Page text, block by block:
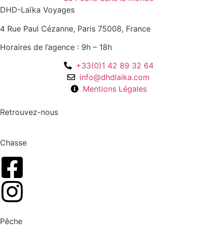
DHD-Laïka Voyages
4 Rue Paul Cézanne, Paris 75008, France
Horaires de l’agence : 9h – 18h
+33(0)1 42 89 32 64
info@dhdlaika.com
Mentions Légales
Retrouvez-nous
Chasse
Pêche